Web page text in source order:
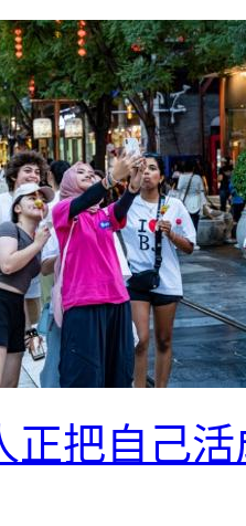
正把自己活